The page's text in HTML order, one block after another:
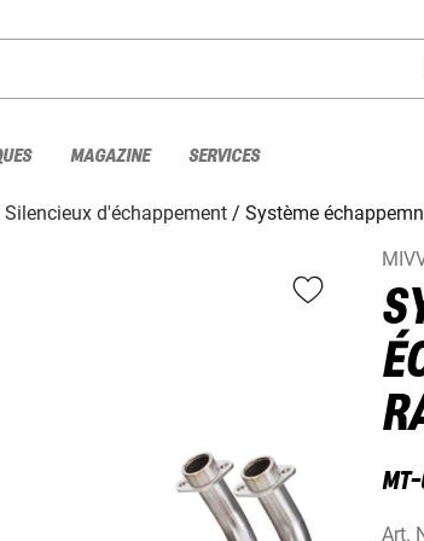
MAGAZINE SERVICES
Silencieux d'échappement
Système
MT-
Art.